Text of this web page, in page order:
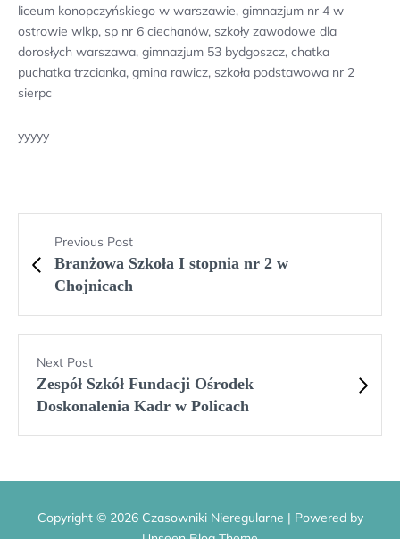
liceum konopczyńskiego w warszawie, gimnazjum nr 4 w
ostrowie wlkp, sp nr 6 ciechanów, szkoły zawodowe dla
dorosłych warszawa, gimnazjum 53 bydgoszcz, chatka
puchatka trzcianka, gmina rawicz, szkoła podstawowa nr 2
sierpc
yyyyy
Previous Post
Branżowa Szkoła I stopnia nr 2 w
Chojnicach
Next Post
Zespół Szkół Fundacji Ośrodek
Doskonalenia Kadr w Policach
Copyright © 2026 Czasowniki Nieregularne | Powered by